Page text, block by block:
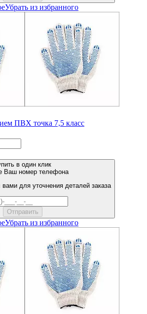
Убрать из избранного
ПВХ точка 7,5 класс
в один клик
Ваш номер телефона
для уточнения деталей заказа
Убрать из избранного